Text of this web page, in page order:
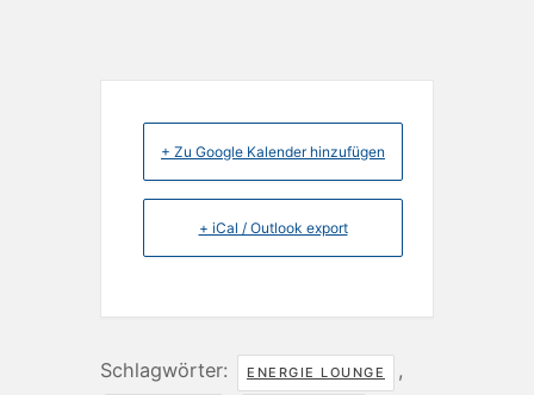
+ Zu Google Kalender hinzufügen
+ iCal / Outlook export
Schlagwörter: ENERGIE LOUNGE ,